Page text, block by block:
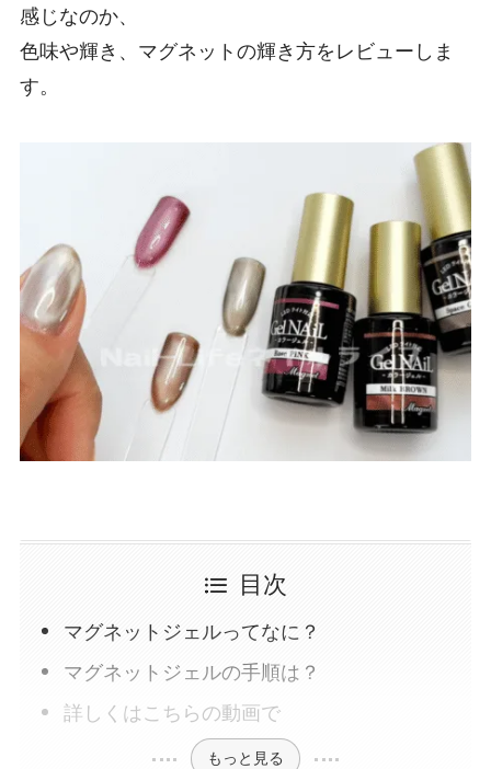
感じなのか、
色味や輝き、マグネットの輝き方をレビューしま
す。
目次
マグネットジェルってなに？
マグネットジェルの手順は？
詳しくはこちらの動画で
もっと見る